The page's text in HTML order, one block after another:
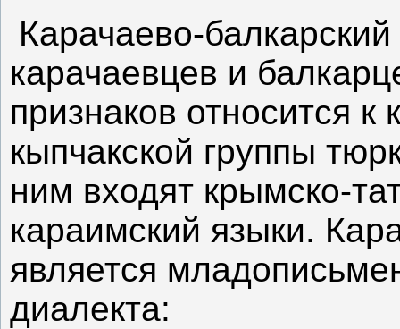
Карачаево-
карачаевцев и
признаков относится к
кыпчакской группы
ним входят крымско-
караимский языки.
является
диалекта: